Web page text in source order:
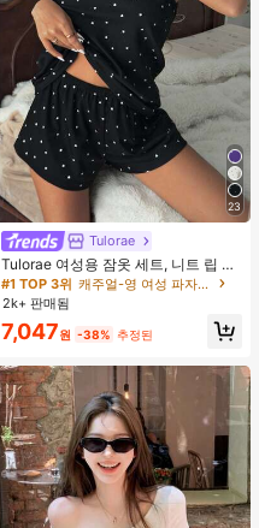
23
Tulorae
Tulorae 여성용 잠옷 세트, 니트 립 원
단, 하트 프린트 대비 레이스 트림, 로
맨틱 달콤 귀여운 섹시 캐미솔 & 반바
지 베이비돌 잠옷 세트 투피스 나이트
세트 섹시 잠옷 세트 여성용 잠옷 롬퍼
투피스 잠옷 세트 여성용 잠옷 세트 도
트 잠옷 세트 잠옷 반바지 세트 투피스
잠옷 세트 여성용 여름 세트 도트 반바
지 세트 여성용 잠옷 세트 반바지 잠옷
세트 여성용 투피스 여름 라운지 세트
#1 TOP 3위
캐주얼-영 여성 파자마 세트
2k+ 판매됨
7,047원 -38% 추정된